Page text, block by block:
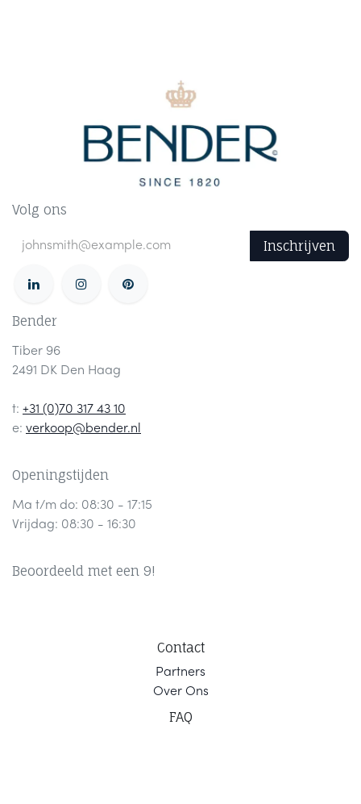
Volg ons
Inschrijven
Bender
Tiber 96
2491 DK Den Haag
t: +31 (0)70 317 43 10
e: verkoop@bender.nl
Openingstijden
Ma t/m do: 08:30 - 17:15
Vrijdag: 08:30 - 16:30
Beoordeeld met een 9!
Contact
Partners
Over Ons
FAQ